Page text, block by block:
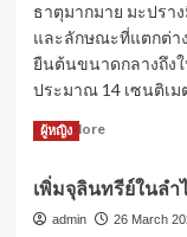
หัวใจ
แข็ง
แรง
ลด
โรค
ธาตุมากมาย มะปรา
และลักษณะที่แตกต่า
ยืนต้นขนาดกลางถึงใ
ประมาณ 14 เซนติเม
Read MoreRead
มะปราง:
ผล
ผู้หญิง
เพิ่มจุลินทรีย์ในล
admin 26 March